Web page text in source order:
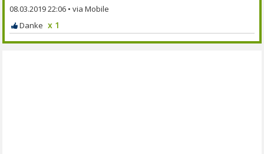
08.03.2019 22:06 •
x 1